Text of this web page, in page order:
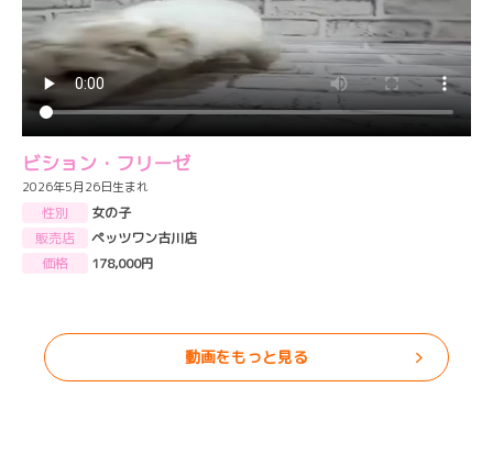
ビション・フリーゼ
2026年5月26日生まれ
性別
女の子
販売店
ペッツワン古川店
価格
178,000円
動画をもっと見る